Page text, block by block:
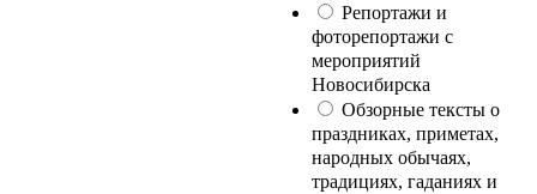
Репортажи и
фоторепортажи с
мероприятий
Новосибирска
Обзорные тексты о
праздниках, приметах,
народных обычаях,
традициях, гаданиях и